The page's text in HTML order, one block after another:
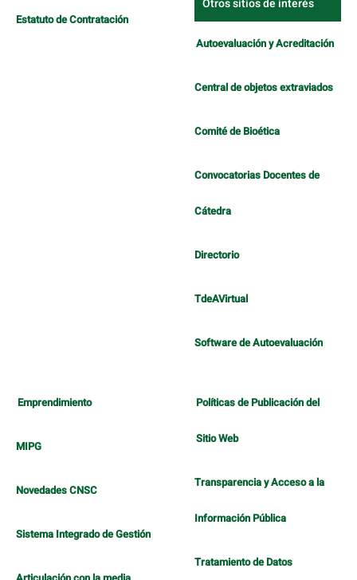
Estatuto de Contratación
Otros sitios de interés
Autoevaluación y Acreditación
Central de objetos extraviados
Comité de Bioética
Convocatorias Docentes de
Cátedra
Directorio
TdeAVirtual
Software de Autoevaluación
Emprendimiento
MIPG
Novedades CNSC
Sistema Integrado de Gestión
Políticas de Publicación del
Sitio Web
Transparencia y Acceso a la
Información Pública
Tratamiento de Datos